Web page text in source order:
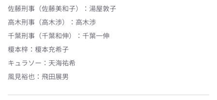
佐藤刑事（佐藤美和子）
： 湯屋敦子
高木刑事（高木渉）
： 高木渉
千葉刑事（千葉和伸）
： 千葉一伸
榎本梓 ： 榎本充希子
キュラソー ： 天海祐希
風見裕也 ： 飛田展男